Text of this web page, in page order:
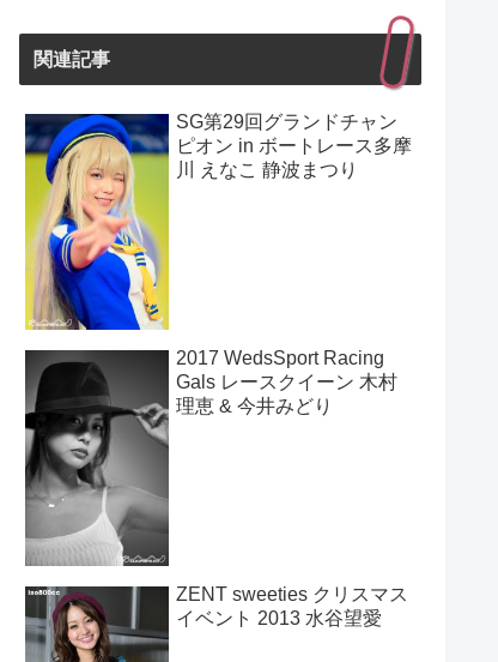
関連記事
SG第29回グランドチャン
ピオン in ボートレース多摩
川 えなこ 静波まつり
2017 WedsSport Racing
Gals レースクイーン 木村
理恵 & 今井みどり
ZENT sweeties クリスマス
イベント 2013 水谷望愛